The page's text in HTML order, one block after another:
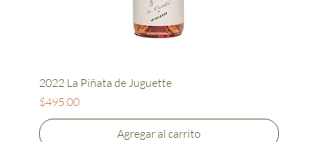
2022 La Piñata de Juguette
Precio
$495.00
Agregar al carrito